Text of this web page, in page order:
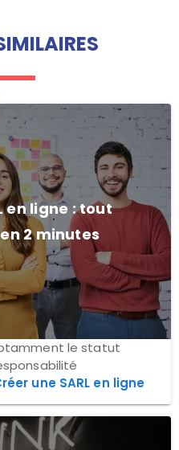
en ligne : tout
2 minutes
le statut
une SARL en ligne